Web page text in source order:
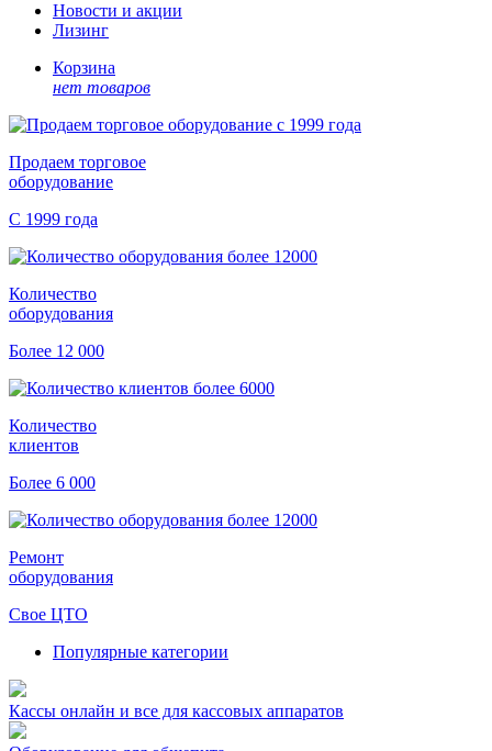
Новости и акции
Лизинг
Корзина
нет товаров
Продаем торговое
оборудование
С 1999 года
Количество
оборудования
Более 12 000
Количество
клиентов
Более 6 000
Ремонт
оборудования
Свое ЦТО
Популярные категории
Кассы онлайн и все для кассовых аппаратов